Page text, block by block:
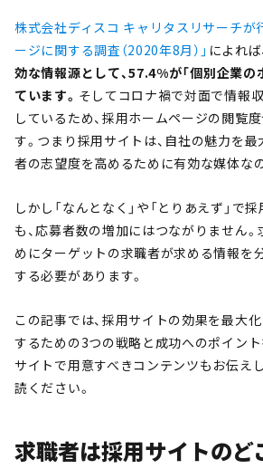
株式会社ディスコ キャリタスリサーチが
ージに関する調査（2020年8月）」 によれば
効な情報源として、57.4%が「個別企業の
ています。 そしてコロナ禍で対面で情報
しているため、採用ホームページの閲覧
す。つまり採用サイトは、自社の魅力を
者の志望度を高めるために有効な媒体な
しかし「なんとなく」や「とりあえず」で
も、応募者数の増加にはつながりません
めにターゲットの求職者が求める情報を
する必要があります。
この記事では、採用サイトの効果を最大
するための3つの戦略と成功へのポイン
サイトで用意すべきコンテンツもお伝え
読ください。
求職者は採用サイトのど